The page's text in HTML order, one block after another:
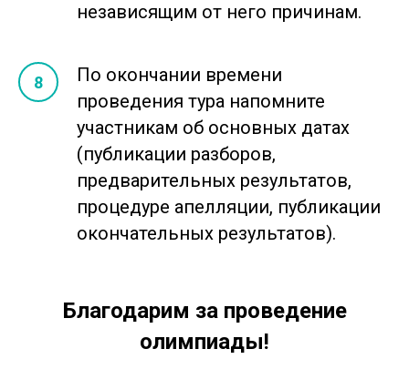
независящим от него причинам.
По окончании времени
проведения тура напомните
участникам об основных датах
(публикации разборов,
предварительных результатов,
процедуре апелляции, публикации
окончательных результатов).
Благодарим за проведение
олимпиады!